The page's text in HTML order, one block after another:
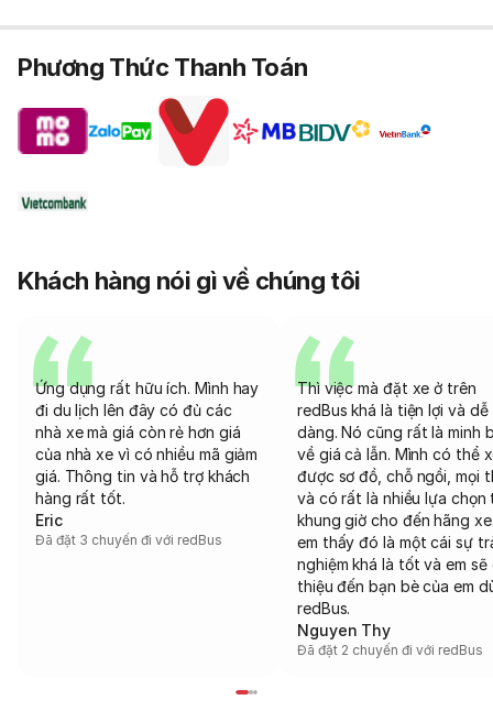
Phương Thức Thanh Toán
Khách hàng nói gì về chúng tôi
Ứng dụng rất hữu ích. Mình hay
đi du lịch lên đây có đủ các
nhà xe mà giá còn rẻ hơn giá
của nhà xe vì có nhiều mã giảm
giá. Thông tin và hỗ trợ khách
hàng rất tốt.
Eric
Đã đặt 3 chuyến đi với redBus
Thì việc mà đặt xe ở trên
redBus khá là tiện lợi và dễ
dàng. Nó cũng rất là minh
về giá cả lẫn. Mình có thể
được sơ đồ, chỗ ngồi, mọi
và có rất là nhiều lựa chọn
khung giờ cho đến hãng
em thấy đó là một cái sự
nghiệm khá là tốt và em sẽ
thiệu đến bạn bè của em
redBus.
Nguyen Thy
Đã đặt 2 chuyến đi với redBus